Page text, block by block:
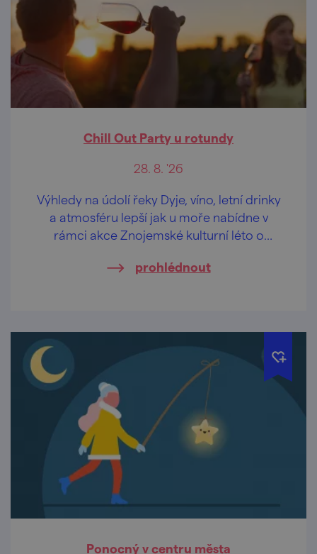
Chill Out Party u rotundy
28. 8. '26
Výhledy na údolí řeky Dyje, víno, letní drinky
a atmosféru lepší jak u moře nabídne v
rámci akce Znojemské kulturní léto o
u rotundy sv. Kateřiny v historickém centru
prohlédnout
Ponocný v centru města